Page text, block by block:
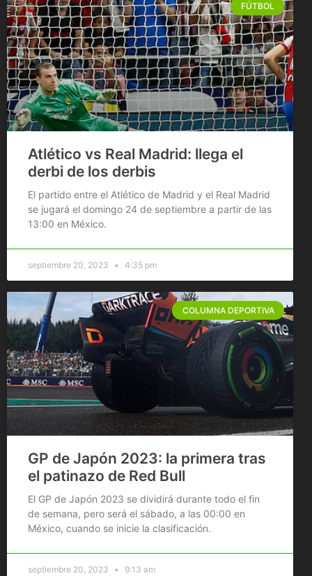
FÚTBOL
Atlético vs Real Madrid: llega el
derbi de los derbis
El partido entre el Atlético de Madrid y el Real Madrid
se jugará el domingo 24 de septiembre a partir de las
13:00 en México.
septiembre 20, 2023 4:35 pm
COLUMNA DEPORTIVA
GP de Japón 2023: la primera tras
el patinazo de Red Bull
El GP de Japón 2023 se dividirá durante todo el fin
de semana, pero será el sábado, a las 00:00 en
México, cuando se inicie la clasificación.
septiembre 20, 2023 9:13 am